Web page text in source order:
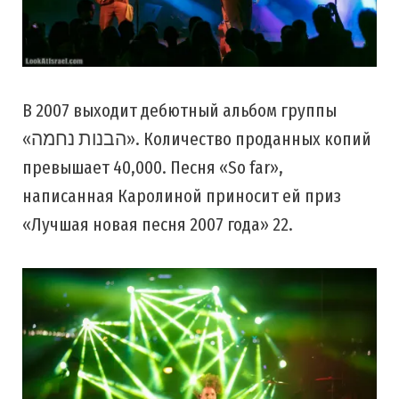
В 2007 выходит дебютный альбом группы
«הבנות נחמה». Количество проданных копий
превышает 40,000. Песня «So far»,
написанная Каролиной приносит ей приз
«Лучшая новая песня 2007 года» 22.